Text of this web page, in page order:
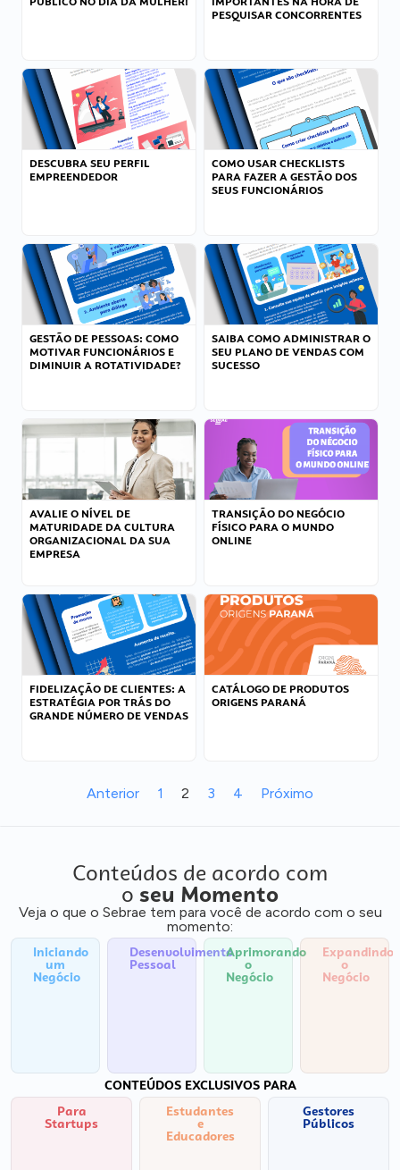
PESQUISAR CONCORRENTES
DESCUBRA SEU PERFIL
EMPREENDEDOR
COMO USAR CHECKLISTS
PARA FAZER A GESTÃO DOS
SEUS FUNCIONÁRIOS
GESTÃO DE PESSOAS: COMO
MOTIVAR FUNCIONÁRIOS E
DIMINUIR A ROTATIVIDADE?
SAIBA COMO ADMINISTRAR O
SEU PLANO DE VENDAS COM
SUCESSO
AVALIE O NÍVEL DE
MATURIDADE DA CULTURA
ORGANIZACIONAL DA SUA
EMPRESA
TRANSIÇÃO DO NEGÓCIO
FÍSICO PARA O MUNDO
ONLINE
FIDELIZAÇÃO DE CLIENTES: A
ESTRATÉGIA POR TRÁS DO
GRANDE NÚMERO DE VENDAS
CATÁLOGO DE PRODUTOS
ORIGENS PARANÁ
Anterior 1 2 3 4 Próximo
Conteúdos de acordo com
o seu Momento
Veja o que o Sebrae tem para você de acordo com o seu
momento:
Iniciando
um
Negócio
Desenvolvimento
Pessoal
Aprimorando
o
Negócio
Expandindo
o
Negócio
CONTEÚDOS EXCLUSIVOS PARA
Para
Startups
Estudantes
e
Educadores
Gestores
Públicos